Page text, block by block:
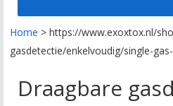
Home > https://www.exoxtox.nl/
gasdetectie/enkelvoudig/single-
Draagbare